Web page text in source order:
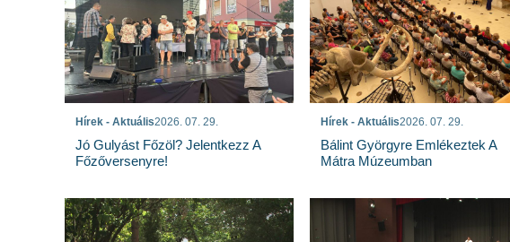
Hírek - Aktuális2026. 07. 29.
Jó Gulyást Főzöl? Jelentkezz A
Főzőversenyre!
Hírek - Aktuális2026. 07. 29.
Bálint Györgyre Emlékeztek A
Mátra Múzeumban